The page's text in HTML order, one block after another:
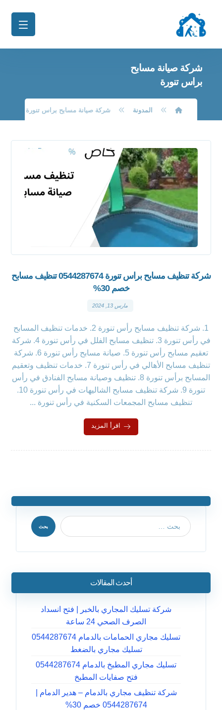
شركة صيانة مسابح
براس تنورة
المدونة شركة صيانة مسابح براس تنورة
شركة تنظيف مسابح براس تنورة 0544287674 تنظيف مسابح
خصم 30%
مارس 13, 2024
1. شركة تنظيف مسابح رأس تنورة 2. خدمات تنظيف المسابح
في رأس تنورة 3. تنظيف مسابح الفلل في رأس تنورة 4. شركة
تعقيم مسابح رأس تنورة 5. صيانة مسابح رأس تنورة 6. شركة
تنظيف مسابح الأهالي في رأس تنورة 7. خدمات تنظيف وتعقيم
المسابح برأس تنورة 8. تنظيف وصيانة مسابح الفنادق في رأس
تنورة 9. شركة تنظيف مسابح الشاليهات في رأس تنورة 10.
تنظيف مسابح المجمعات السكنية في رأس تنورة ...
اقرأ المزيد
بحث
أحدث المقالات
شركة تسليك المجاري بالخبر | فتح انسداد
الصرف الصحي 24 ساعة
تسليك مجاري الحمامات بالدمام 0544287674
تسليك مجاري بالضغط
تسليك مجاري المطبخ بالدمام 0544287674
فتح صفايات المطبخ
شركة تنظيف مجاري بالدمام – هدير الدمام |
0544287674 خصم 30%